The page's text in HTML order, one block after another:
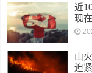
近
现
山
迫